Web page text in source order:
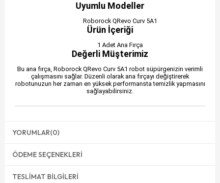
Uyumlu Modeller
Roborock QRevo Curv 5A1
Ürün İçeriği
1 Adet Ana Fırça
Değerli Müşterimiz
Bu ana fırça, Roborock QRevo Curv 5A1 robot süpürgenizin verimli
çalışmasını sağlar. Düzenli olarak ana fırçayı değiştirerek
robotunuzun her zaman en yüksek performansta temizlik yapmasını
sağlayabilirsiniz.
YORUMLAR(0)
ÖDEME SEÇENEKLERI
TESLIMAT BILGILERI